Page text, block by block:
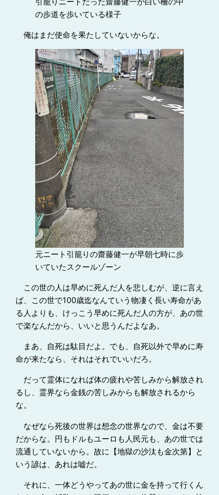
の歩道を歩いている様子
俺はまだ使命を果たしていないからな。
元ニート引籠りの齋藤健一が早朝七時に歩
いていたスクールゾーン
この世の人は早めに死んだ人を悲しむが、逆に言え
ば、この世で100歳迄なんていう物凄く長い寿命があ
る人よりも、けっこう早めに死んだ人の方が、あの世
で楽なんだから、いいと思うんだよなあ。
まあ、自死は駄目だよ。でも、自死以外で早めに寿
命が来たなら、それはそれでいいだろ。
だって霊体になれば体の疲れや苦しみから解放され
るし、霊界なら金銭の苦しみからも解放されるから
な。
なぜなら死後の世界は想念の世界なので、金は不要
だからな。円もドルもユーロも人民元も、あの世では
流通していないから。故に【地獄の沙汰も金次第】と
いう諺は、あれは嘘だ。
それに、一体どうやってあの世に金を持って行くん